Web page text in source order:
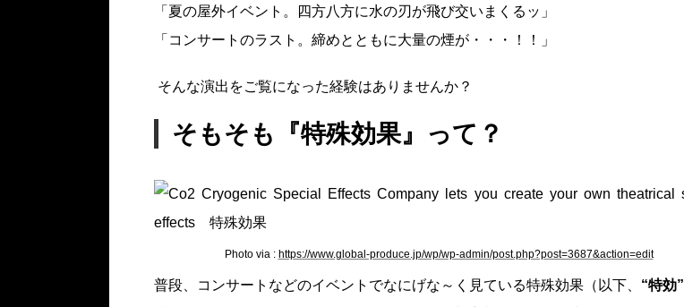
「夏の屋外イベント。四方八方に水の刃が飛び交いまくるッ」
「コンサートのラスト。締めとともに大量の煙が・・・！！」
そんな演出をご覧になった経験はありませんか？
そもそも『特殊効果』って？
Photo via : https://www.global-produce.jp/wp/wp-admin/post.php?post=3687&action=edit
普段、コンサートなどのイベントでなにげな～く見ている特殊効果（以下、 “特効”